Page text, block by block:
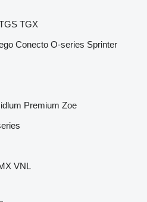
TGX
Conecto O-series Sprinter
Premium Zoe
VNL